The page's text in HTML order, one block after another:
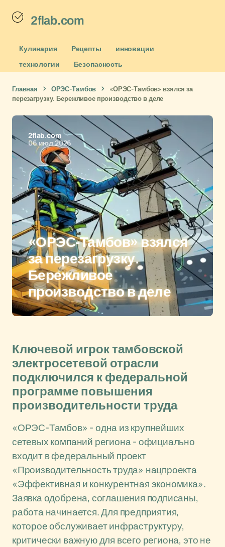
2flab.com
Кулинария Рецепты
инновации
технологии
Безопасность
Главная ОРЭС-Тамбов
«ОРЭС-Тамбов» взялся за
перезагрузку. Бережливое производство в деле
2flab.com
06 июл 2026
«ОРЭС-Тамбов» взялся
за перезагрузку.
Бережливое
производство в деле
Ключевой игрок тамбовской
электросетевой отрасли
подключился к федеральной
программе повышения
производительности труда
«ОРЭС-Тамбов» - одна из крупнейших
сетевых компаний региона - официально
входит в федеральный проект
«Производительность труда» нацпроекта
«Эффективная и конкурентная экономика».
Заявка одобрена, соглашения подписаны,
работа начинается. Для предприятия,
которое обслуживает инфраструктуру,
критически важную для всего региона, это не